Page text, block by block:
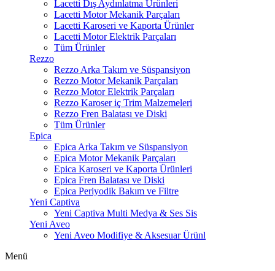
Lacetti Dış Aydınlatma Ürünleri
Lacetti Motor Mekanik Parçaları
Lacetti Karoseri ve Kaporta Ürünler
Lacetti Motor Elektrik Parçaları
Tüm Ürünler
Rezzo
Rezzo Arka Takım ve Süspansiyon
Rezzo Motor Mekanik Parçaları
Rezzo Motor Elektrik Parçaları
Rezzo Karoser iç Trim Malzemeleri
Rezzo Fren Balatası ve Diski
Tüm Ürünler
Epica
Epica Arka Takım ve Süspansiyon
Epica Motor Mekanik Parçaları
Epica Karoseri ve Kaporta Ürünleri
Epica Fren Balatası ve Diski
Epica Periyodik Bakım ve Filtre
Yeni Captiva
Yeni Captiva Multi Medya & Ses Sis
Yeni Aveo
Yeni Aveo Modifiye & Aksesuar Ürünl
Menü